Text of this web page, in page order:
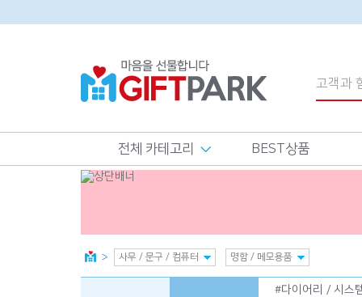
전체 카테고리 BEST상품
#다이어리 / 시스